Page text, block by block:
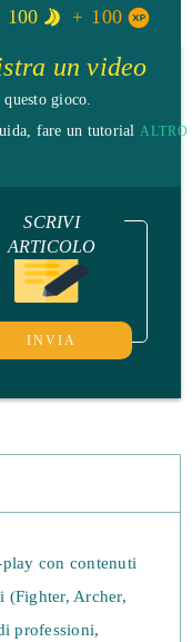
100 100
un video
gioco.
fare un tutorial ALTRO
SCRIVI
ARTICOLO
INVIA
con contenuti
(Fighter, Archer,
professioni,